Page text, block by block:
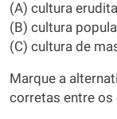
(A) cultura
(B) cultura
(C) cultura de
Marque a
corretas entre os